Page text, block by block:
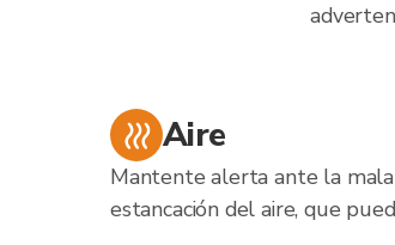
Aire
Mantente alerta ante la
estancación del aire, que